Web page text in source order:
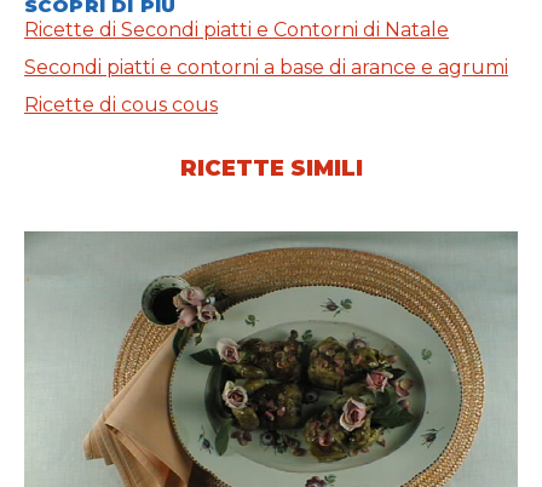
SCOPRI DI PIÙ
Ricette di Secondi piatti e Contorni di Natale
Secondi piatti e contorni a base di arance e agrumi
Ricette di cous cous
RICETTE SIMILI